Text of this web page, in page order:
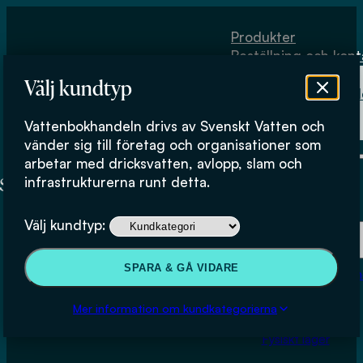
Välj kundtyp
Vattenbokhandeln drivs av Svenskt Vatten och
vänder sig till företag och organisationer som
arbetar med dricksvatten, avlopp, slam och
infrastrukturerna runt detta.
Välj kundtyp:
SPARA & GÅ VIDARE
Mer information om kundkategorierna
Produkter
Beställning och
Fysiskt lager
Beställning och kontakt
Om
Köpvillkor
Fysiskt lager
Inventering av datorbaserade